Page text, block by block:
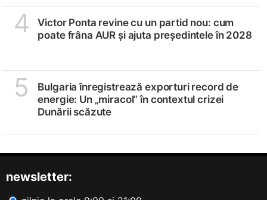
4
Victor Ponta revine cu un partid nou: cum
poate frâna AUR și ajuta președintele în 2028
5
Bulgaria înregistrează exporturi record de
energie: Un „miracol” în contextul crizei
Dunării scăzute
newsletter: